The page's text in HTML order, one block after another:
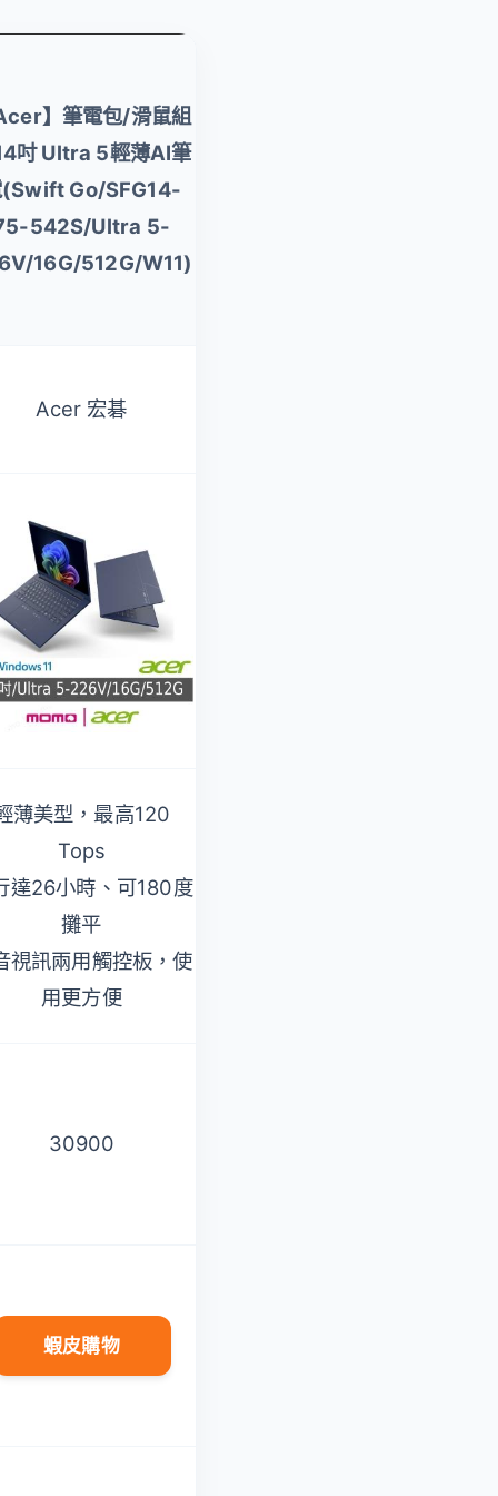
】筆電包/滑鼠組
吋 Ultra 5輕薄AI筆
(Swift Go/SFG14-
542S/Ultra 5-
16G/512G/W11)
Acer 宏碁
薄美型，最高120
Tops
達26小時、可180度
攤平
視訊兩用觸控板，使
用更方便
30900
蝦皮購物